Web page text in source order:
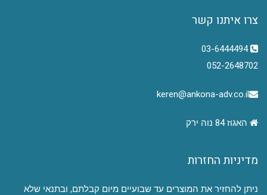
צרו איתנו קשר
03-6444494
052-2648702
keren@ankona-adv.co.il
האגוז 84 נוה ירק
מדיניות החזרות
ניתן להחזיר את המוצרים עד שבועיים מיום קבלתם, ובתנאי שלא